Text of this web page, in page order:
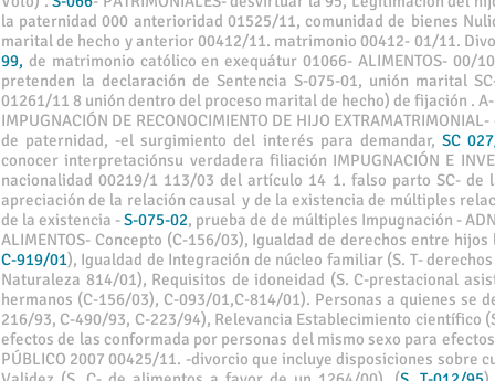
la paternidad 000 anterioridad 01525/11, comunidad de bienes
marital de hecho y anterior 00412/11. matrimonio 00412- 01/11.
99, de matrimonio católico en exequátur 01066- ALIMENTOS-
pretenden la declaración de Sentencia S-075-01, unión marital
01261/11 8 unión dentro del proceso marital de hecho) de fijación .
IMPUGNACIÓN DE RECONOCIMIENTO DE HIJO
de paternidad, -el surgimiento del interés para demandar, SC
conocer interpretaciónsu verdadera filiación IMPUGNACIÓN E
nacionalidad 00219/1 113/03 del artículo 14 1. falso parto SC- de
apreciación de la relación causal y de la existencia de múltiples
de la existencia -S-075-02, prueba de de múltiples Impugnación -
ALIMENTOS- Concepto (C-156/03), Igualdad de derechos entre
C-919/01), Igualdad de Integración de núcleo familiar (S. T-
Naturaleza 814/01), Requisitos de idoneidad (S. C-prestacional
hermanos (C-156/03), C-093/01,C-814/01). Personas a quienes se
216/93, C-490/93, C-223/94), Relevancia Establecimiento científico
efectos de las conformada por personas del mismo sexo para
PÚBLICO 2007 00425/11. -divorcio que incluye disposiciones sobre